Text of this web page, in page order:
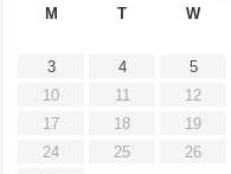
M
T W
3
4 5
10
11 12
17
18 19
24
25 26